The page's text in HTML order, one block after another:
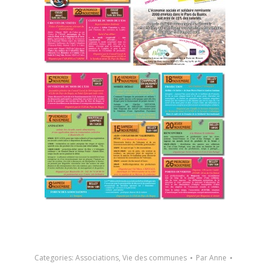
Categories: Associations, Vie des communes ParAnne